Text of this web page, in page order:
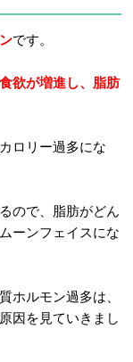
です。
食欲が増進し、 脂肪
ロリー過多にな
ので、脂肪がどん
ーンフェイスにな
ホルモン過多は、
因を見ていきまし